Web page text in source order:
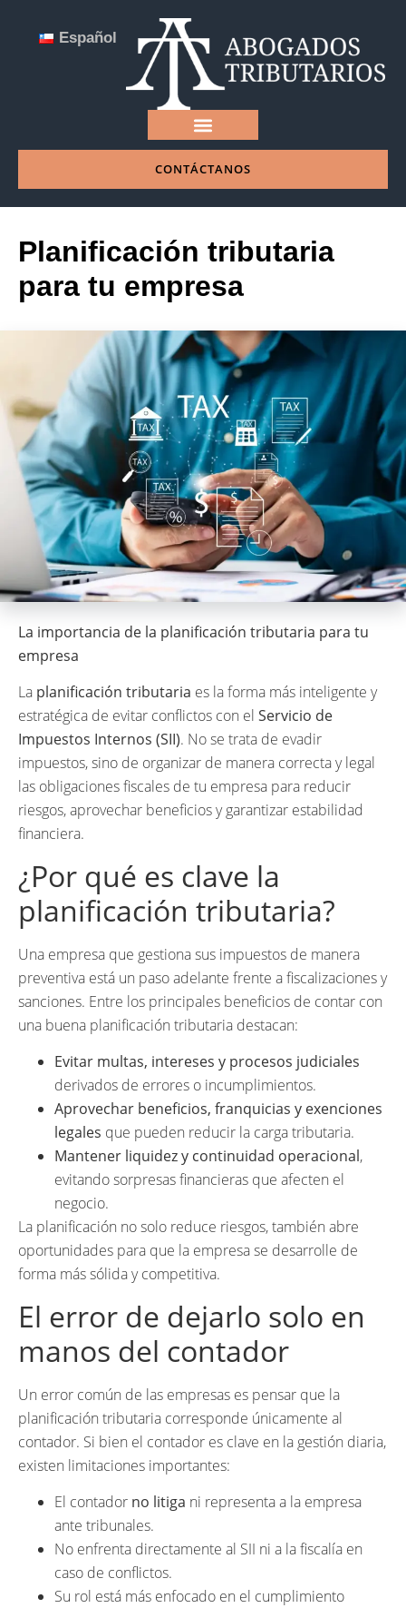
CONTÁCTANOS
Español
Planificación tributaria
para tu empresa
La importancia de la planificación tributaria para tu
empresa
La planificación tributaria es la forma más inteligente y
estratégica de evitar conflictos con el Servicio de
Impuestos Internos (SII). No se trata de evadir
impuestos, sino de organizar de manera correcta y legal
las obligaciones fiscales de tu empresa para reducir
riesgos, aprovechar beneficios y garantizar estabilidad
financiera.
¿Por qué es clave la
planificación tributaria?
Una empresa que gestiona sus impuestos de manera
preventiva está un paso adelante frente a fiscalizaciones y
sanciones. Entre los principales beneficios de contar con
una buena planificación tributaria destacan:
Evitar multas, intereses y procesos judiciales
derivados de errores o incumplimientos.
Aprovechar beneficios, franquicias y exenciones
legales que pueden reducir la carga tributaria.
Mantener liquidez y continuidad operacional,
evitando sorpresas financieras que afecten el
negocio.
La planificación no solo reduce riesgos, también abre
oportunidades para que la empresa se desarrolle de
forma más sólida y competitiva.
El error de dejarlo solo en
manos del contador
Un error común de las empresas es pensar que la
planificación tributaria corresponde únicamente al
contador. Si bien el contador es clave en la gestión diaria,
existen limitaciones importantes:
El contador no litiga ni representa a la empresa
ante tribunales.
No enfrenta directamente al SII ni a la fiscalía en
caso de conflictos.
Su rol está más enfocado en el cumplimiento